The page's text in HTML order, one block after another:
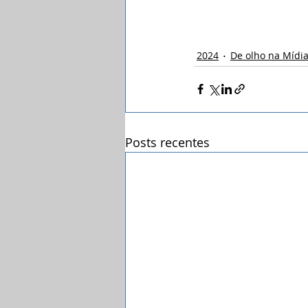
2024 De olho na Mídia
Posts recentes